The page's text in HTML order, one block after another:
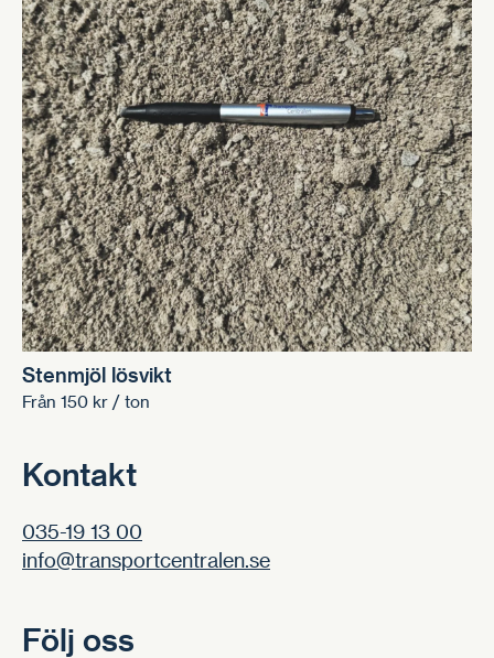
Stenmjöl lösvikt
Från 150 kr / ton
Kontakt
035-19 13 00
info@transportcentralen.se
Följ oss